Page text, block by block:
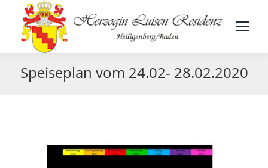
Speiseplan vom 24.02- 28.02.2020